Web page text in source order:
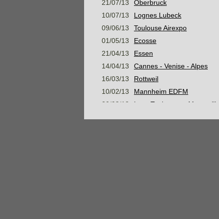
21/07/13
Oberbruck
10/07/13
Lognes Lubeck
09/06/13
Toulouse Airexpo
01/05/13
Ecosse
21/04/13
Essen
14/04/13
Cannes - Venise - Alpes
16/03/13
Rottweil
10/02/13
Mannheim EDFM
30/08/12
Lyon Toulouse et Montpellier